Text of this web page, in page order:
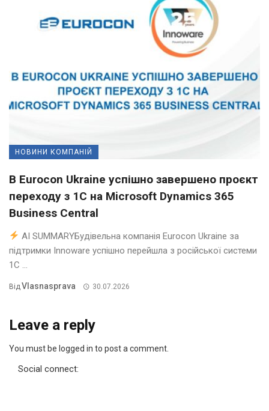
НОВИНИ КОМПАНІЙ
В Eurocon Ukraine успішно завершено проєкт
переходу з 1С на Microsoft Dynamics 365
Business Central
AI SUMMARYБудівельна компанія Eurocon Ukraine за
підтримки Innoware успішно перейшла з російської системи
1С ...
Від Vlasnasprava 30.07.2026
Leave a reply
You must be logged in to post a comment.
Social connect: